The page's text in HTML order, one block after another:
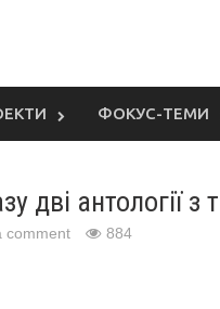
ФОКУС-ТЕМИ
дві антології з
comment 884